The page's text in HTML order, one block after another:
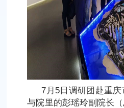
7月5日调研团赴重庆
与院里的彭瑶玲副院长